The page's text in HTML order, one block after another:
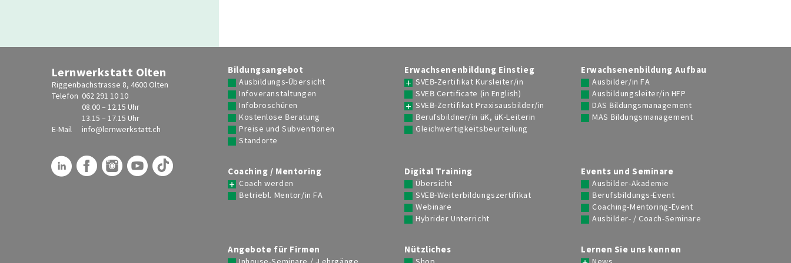
Lernwerkstatt Olten
Riggenbachstrasse 8, 4600 Olten
Telefon 062 291 10 10
08.00 – 12.15 Uhr
13.15 – 17.15 Uhr
E-Mail
info@lernwerkstatt.ch
Bildungsangebot
Ausbildungs-Übersicht
Infoveranstaltungen
Infobroschüren
Kostenlose Beratung
Preise und Subventionen
Standorte
Erwachsenenbildung Einstieg
SVEB-Zertifikat Kursleiter/in
SVEB Certificate (in English)
SVEB-Zertifikat Praxisausbilder/in
Berufsbildner/in üK, üK-Leiterin
Gleichwertigkeitsbeurteilung
Erwachsenenbildung Aufbau
Ausbilder/in FA
Ausbildungsleiter/in HFP
DAS Bildungsmanagement
MAS Bildungsmanagement
Coaching / Mentoring
Coach werden
Betriebl. Mentor/in FA
Digital Training
Übersicht
SVEB-Weiterbildungszertifikat
Webinare
Hybrider Unterricht
Events und Seminare
Ausbilder-Akademie
Berufsbildungs-Event
Coaching-Mentoring-Event
Ausbilder- / Coach-Seminare
Angebote für Firmen Nützliches Lernen Sie uns kennen